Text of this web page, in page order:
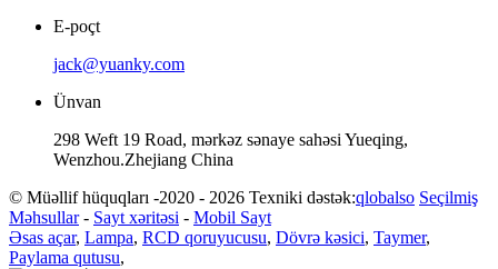
E-poçt
jack@yuanky.com
Ünvan
298 Weft 19 Road, mərkəz sənaye sahəsi Yueqing,
Wenzhou.Zhejiang China
© Müəllif hüquqları -2020 - 2026 Texniki dəstək:qlobalso Seçilmiş
Məhsullar- Sayt xəritəsi - Mobil Sayt
Əsas açar, Lampa, RCD qoruyucusu, Dövrə kəsici, Taymer,
Paylama qutusu,